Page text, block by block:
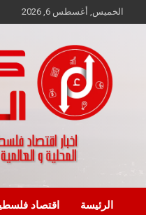
to
الخميس, أغسطس 6, 2026
كواليس
الرئيسة اقتصاد